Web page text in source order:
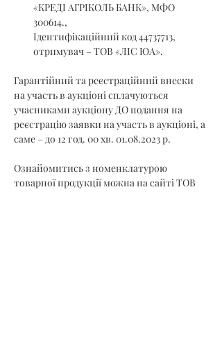
«КРЕДІ АГРІКОЛЬ БАНК», МФО
300614.,
Ідентифікаційний код 44737713,
отримувач – ТОВ «ЛІС ЮА».
Гарантійний та реєстраційний внески
на участь в аукціоні сплачуються
учасниками аукціону ДО подання на
реєстрацію заявки на участь в аукціоні, а
саме – до 12 год. 00 хв. 01.08.2023 р.
Ознайомитись з номенклатурою
товарної продукції можна на сайті ТОВ